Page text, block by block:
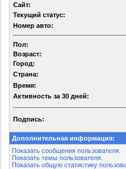
Сайт:
Текущий статус:
Номер авто:
Пол:
Возраст:
Город:
Страна:
Время:
Активность за 30 дней:
Подпись:
Дополнительная информация:
Показать сообщения пользователя.
Показать темы пользователя.
Показать общую статистику